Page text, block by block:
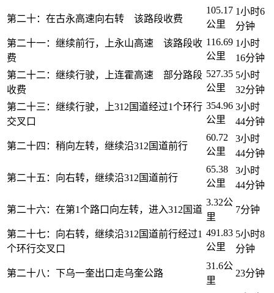
第二十：在古永高速向右转 该路段收费
105.17
公里
1小时6
分钟
第二十一：继续前行，上永山高速 该路段收
费
116.69
公里
1小时
16分钟
第二十二：继续行驶，上连霍高速 部分路段
收费
527.35
公里
5小时
32分钟
第二十三：继续行驶，上312国道经过1个环行
交叉口
354.96
公里
3小时
44分钟
第二十四：稍向左转，继续沿312国道前行
60.72
公里
3小时
44分钟
第二十五：向右转，继续沿312国道前行
65.38
公里
3小时
44分钟
第二十六：在第1个路口向左转，进入312国道
3.32公
里
7分钟
第二十七：向右转，继续沿312国道前行经过1
个环行交叉口
491.83
公里
5小时8
分钟
第二十八：下乌一奎出口走乌奎公路
31.6公
里
23分钟